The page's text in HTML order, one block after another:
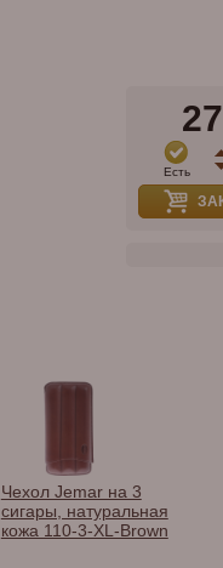
Есть
Чехол Jemar на 3
сигары, натуральная
кожа 110-3-XL-Brown